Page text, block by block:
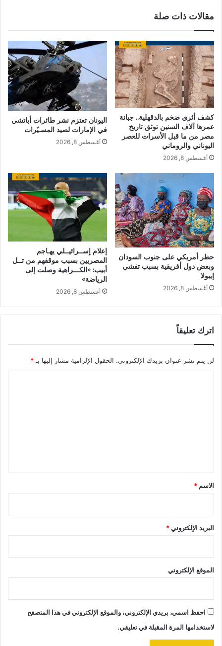
مقالات ذات صلة
كشف أثري ضخم بالدقهلية.. جبانة
عمرها آلاف السنين توثق تاريخ
مصر من ما قبل الأسرات للعصر
اليوناني والروماني
أغسطس 8, 2026
اليونان تعتزم نشر طائرات أباتشي
في الإمارات لصيد المسـيّرات
أغسطس 8, 2026
حظر أمريكي على جنوب السودان
وبعض دول أفريقية بسبب تفشي
إيبولا
أغسطس 8, 2026
إعلام إســرائيــلي يهـاجم
المصريين بسبب موقفهم من تــل
أبيب: «الكـــراهية وصلت إلى
الرياضة»
أغسطس 8, 2026
اترك تعليقاً
لن يتم نشر عنوان بريدك الإلكتروني. الحقول الإلزامية مشار إليها بـ *
*
الاسم *
البريد الإلكتروني*
الموقع الإلكتروني
احفظ اسمي، بريدي الإلكتروني، والموقع الإلكتروني في هذا المتصفح
لاستخدامها المرة المقبلة في تعليقي.